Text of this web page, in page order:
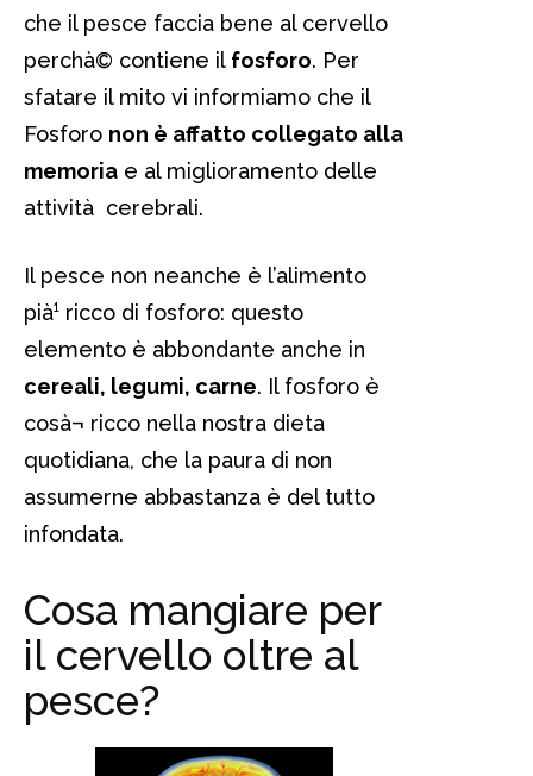
che il pesce faccia bene al cervello
perchà© contiene il fosforo. Per
sfatare il mito vi informiamo che il
Fosforo non è affatto collegato alla
memoria e al miglioramento delle
attività cerebrali.
Il pesce non neanche è l’alimento
pià¹ ricco di fosforo: questo
elemento è abbondante anche in
cereali, legumi, carne. Il fosforo è
cosà¬ ricco nella nostra dieta
quotidiana, che la paura di non
assumerne abbastanza è del tutto
infondata.
Cosa mangiare per
il cervello oltre al
pesce?